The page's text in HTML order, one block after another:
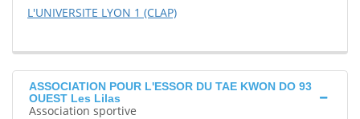
L'UNIVERSITE LYON 1 (CLAP)
ASSOCIATION POUR L'ESSOR DU TAE KWON DO 93
OUEST Les Lilas
Association sportive